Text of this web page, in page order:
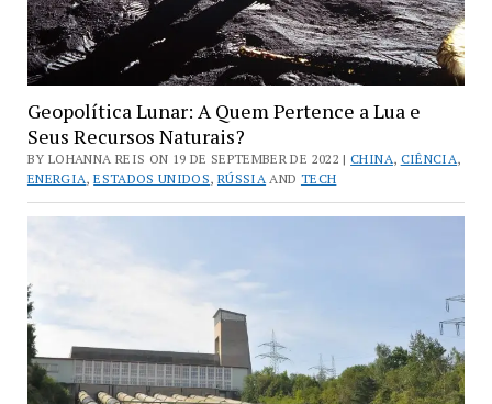
Geopolítica Lunar: A Quem Pertence a Lua e
Seus Recursos Naturais?
BY LOHANNA REIS ON 19 DE SEPTEMBER DE 2022 |CHINA, CIÊNCIA,
ENERGIA,ESTADOS UNIDOS, RÚSSIA AND TECH